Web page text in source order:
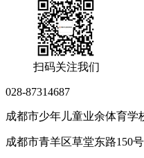
扫码关注我们
028-87314687
成都市少年儿童业余体育学
成都市青羊区草堂东路150号